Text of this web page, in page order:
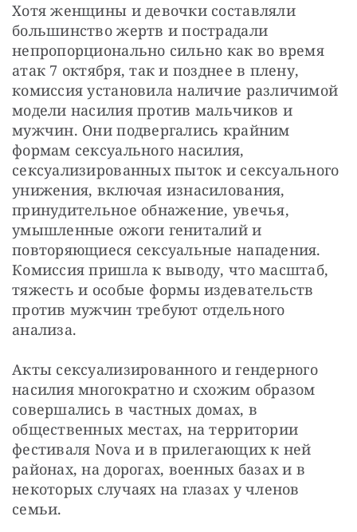
Хотя женщины и девочки составляли
большинство жертв и пострадали
непропорционально сильно как во время
атак 7 октября, так и позднее в плену,
комиссия установила наличие различимой
модели насилия против мальчиков и
мужчин. Они подвергались крайним
формам сексуального насилия,
сексуализированных пыток и сексуального
унижения, включая изнасилования,
принудительное обнажение, увечья,
умышленные ожоги гениталий и
повторяющиеся сексуальные нападения.
Комиссия пришла к выводу, что масштаб,
тяжесть и особые формы издевательств
против мужчин требуют отдельного
анализа.
Акты сексуализированного и гендерного
насилия многократно и схожим образом
совершались в частных домах, в
общественных местах, на территории
фестиваля Nova и в прилегающих к ней
районах, на дорогах, военных базах и в
некоторых случаях на глазах у членов
семьи.